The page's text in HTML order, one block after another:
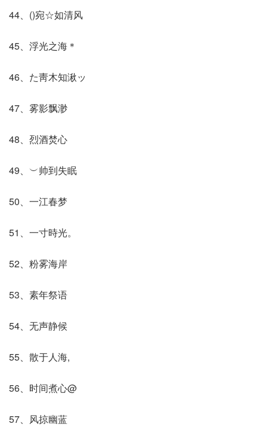
44、()宛☆如清风
45、浮光之海＊
46、た靑木知湫ッ
47、雾影飘渺
48、烈酒焚心
49、︶帅到失眠
50、一江春梦
51、一寸時光。
52、粉雾海岸
53、素年祭语
54、无声静候
55、散于人海,
56、时间煮心@
57、风掠幽蓝